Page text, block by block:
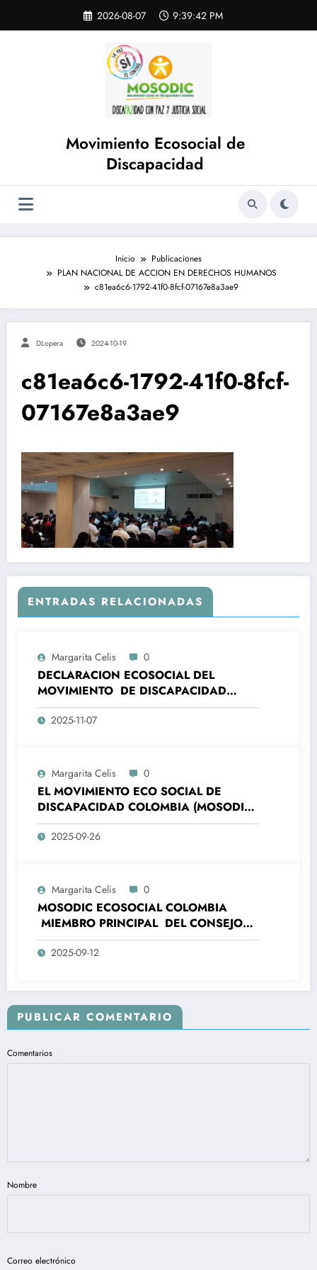
contenido
2026-08-07 9:39:42 PM
Movimiento Ecosocial de
Discapacidad
Inicio
Publicaciones
PLAN NACIONAL DE ACCION EN DERECHOS HUMANOS
c81ea6c6-1792-41f0-8fcf-07167e8a3ae9
DLopera 2024-10-19
c81ea6c6-1792-41f0-8fcf-
07167e8a3ae9
ENTRADAS RELACIONADAS
Margarita Celis 0
DECLARACION ECOSOCIAL DEL
MOVIMIENTO DE DISCAPACIDAD
COLOMBIA – MOSODIC- A LA
ORGANIZACIONES DE LA SOCIEDAD
ALC-UE- SANTA MARTA, 7 Y 8
NOVIEMBRE 2025
2025-11-07
Margarita Celis 0
EL MOVIMIENTO ECO SOCIAL DE
DISCAPACIDAD COLOMBIA (MOSODIC),
SE COMPLACE EN MANIFESTAR A LA
OPINIÓN PÚBLICA, LA ADHESIÓN A LA
COLOMBIA IVAN CEPEDA.
2025-09-26
Margarita Celis 0
MOSODIC ECOSOCIAL COLOMBIA
MIEMBRO PRINCIPAL DEL CONSEJO
NACIONAL DE PAZ , RECONCILIACIÓN
Y CONVIVENCIA- CNPRC -RECHAZA EL
EQUIDAD, DONDE SE SUPLANTO LA
REPRESENTACION SUSTANTIVA DE
LAS PERSONAS CON DISCAPACIDAD
EN COLOMBIA.
2025-09-12
PUBLICAR COMENTARIO
Comentarios
Nombre
Correo electrónico